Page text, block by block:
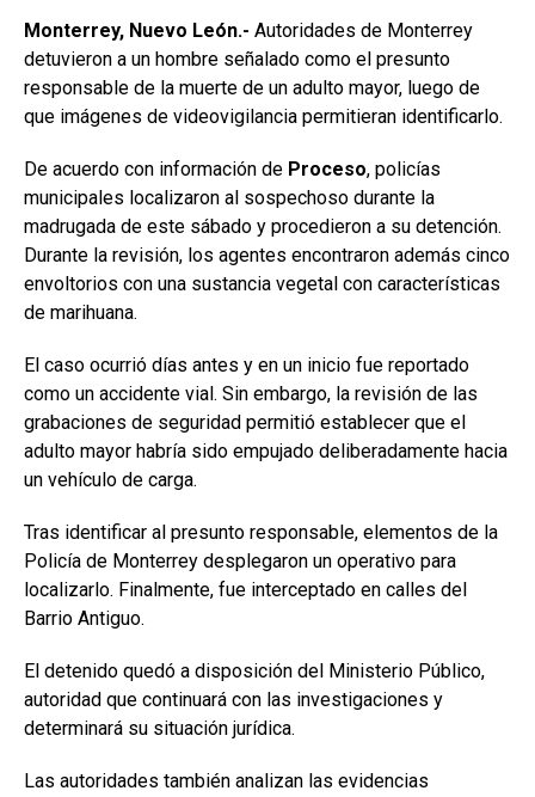
Monterrey, Nuevo León.- Autoridades de Monterrey
detuvieron a un hombre señalado como el presunto
responsable de la muerte de un adulto mayor, luego de
que imágenes de videovigilancia permitieran identificarlo.
De acuerdo con información de Proceso, policías
municipales localizaron al sospechoso durante la
madrugada de este sábado y procedieron a su detención.
Durante la revisión, los agentes encontraron además cinco
envoltorios con una sustancia vegetal con características
de marihuana.
El caso ocurrió días antes y en un inicio fue reportado
como un accidente vial. Sin embargo, la revisión de las
grabaciones de seguridad permitió establecer que el
adulto mayor habría sido empujado deliberadamente hacia
un vehículo de carga.
Tras identificar al presunto responsable, elementos de la
Policía de Monterrey desplegaron un operativo para
localizarlo. Finalmente, fue interceptado en calles del
Barrio Antiguo.
El detenido quedó a disposición del Ministerio Público,
autoridad que continuará con las investigaciones y
determinará su situación jurídica.
Las autoridades también analizan las evidencias